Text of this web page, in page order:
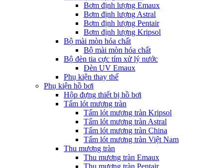
Bơm định lượng Emaux
Bơm định lượng Astral
Bơm định lượng Pentair
Bơm định lượng Kripsol
Bộ mài mòn hóa chất
Bộ mài mòn hóa chất
Bộ đèn tia cực tím xử lý nước
Đèn UV Emaux
Phụ kiện thay thế
Phụ kiện hồ bơi
Hộp đựng thiết bị hồ bơi
Tấm lót mương tràn
Tấm lót mương tràn Kripsol
Tấm lót mương tràn Astral
Tấm lót mương tràn China
Tấm lót mương tràn Việt Nam
Thu mương tràn
Thu mương tràn Emaux
Thu mương tràn Pentair